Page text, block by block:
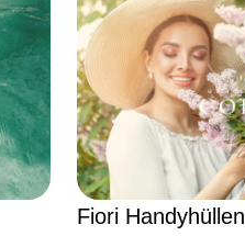
Fiori Handyhüllen